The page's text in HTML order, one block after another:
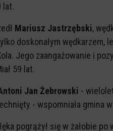
lat.
Mariusz Jastrzębski,
doskonałym wędkarzem,
Jego zaangażowanie i
59 lat.
Jan Żebrowski -
- wspomniała gmina
pogrążył się w żałobie